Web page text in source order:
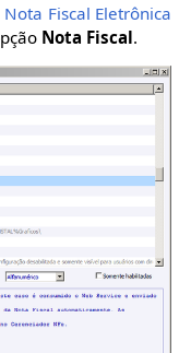
Fiscal Eletrônica
Nota Fiscal.